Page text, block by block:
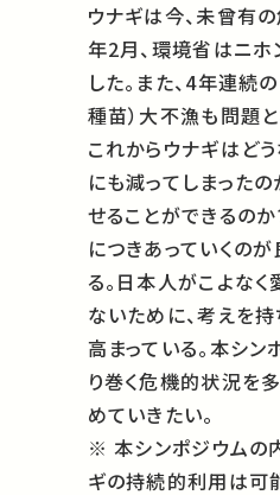
ウナギは今、未曾有
年2月、環境省はニ
した。また、4年連続
種苗）大不漁も問題と
これからウナギはど
にも減ってしまった
せることができるの
につきあっていくの
る。日本人がこよな
ないために、考えを
高まっている。本シ
り巻く危機的状況を
めていきたい。
※ 本シンポジウムの
ギの持続的利用は可